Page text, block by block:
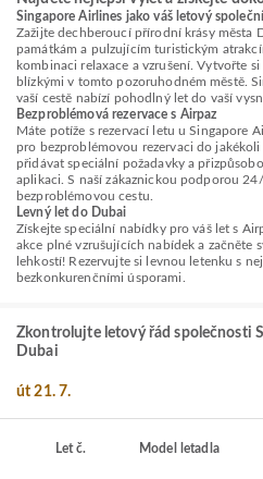
Singapore Airlines jako váš letový
Zažijte dechberoucí přírodní krásy města
památkám a pulzujícím turistickým
kombinaci relaxace a vzrušení. Vytvořte
blízkými v tomto pozoruhodném městě.
vaší cestě nabízí pohodlný let do vaší
Bezproblémová rezervace s Airpaz
Máte potíže s rezervací letu u Singapore
pro bezproblémovou rezervaci do
přidávat speciální požadavky a
aplikaci. S naší zákaznickou podporou
bezproblémovou cestu.
Levný let do Dubai
Získejte speciální nabídky pro váš let s
akce plné vzrušujících nabídek a začněte
lehkostí! Rezervujte si levnou letenku s
bezkonkurenčními úsporami.
Zkontrolujte letový řád společnosti
Dubai
út 21. 7.
Let č. Model letadla